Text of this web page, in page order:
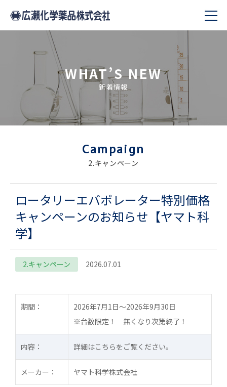
WHAT’S NEW
新着情報
Campaign
2.キャンペーン
ロータリーエバポレーター特別価格
キャンペーンのお知らせ【ヤマト科
学】
2.キャンペーン 2026.07.01
期間：
2026年7月1日～2026年9月30日
※台数限定！ 無くなり次第終了！
内容： 詳細はこちらをご覧ください。
メーカー： ヤマト科学株式会社